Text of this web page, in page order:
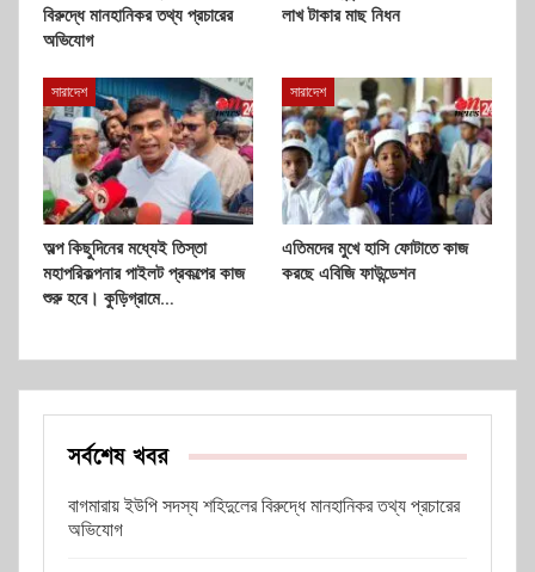
বিরুদ্ধে মানহানিকর তথ্য প্রচারের
অভিযোগ
লাখ টাকার মাছ নিধন
সারাদেশ
অল্প কিছুদিনের মধ্যেই তিস্তা
মহাপরিকল্পনার পাইলট প্রকল্পের কাজ
শুরু হবে। কুড়িগ্রামে…
সারাদেশ
এতিমদের মুখে হাসি ফোটাতে কাজ
করছে এবিজি ফাউন্ডেশন
সর্বশেষ খবর
বাগমারায় ইউপি সদস্য শহিদুলের বিরুদ্ধে মানহানিকর তথ্য প্রচারের
অভিযোগ